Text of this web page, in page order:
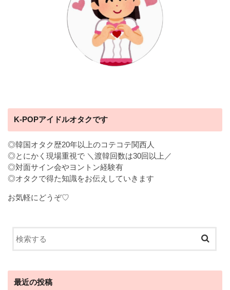
K-POPアイドルオタクです
◎韓国オタク歴20年以上のコテコテ関西人
◎とにかく現場重視で ＼渡韓回数は30回以上／
◎対面サイン会やヨントン経験有
◎オタクで得た知識をお伝えしていきます
お気軽にどうぞ♡
最近の投稿